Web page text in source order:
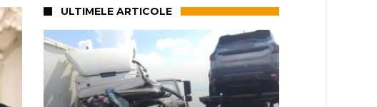
ULTIMELE ARTICOLE